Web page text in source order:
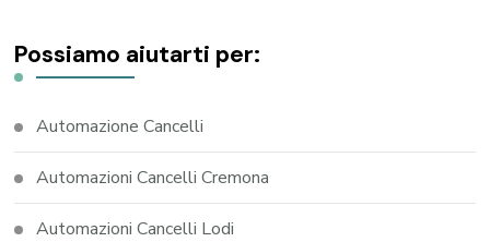
Possiamo aiutarti per:
Automazione Cancelli
Automazioni Cancelli Cremona
Automazioni Cancelli Lodi